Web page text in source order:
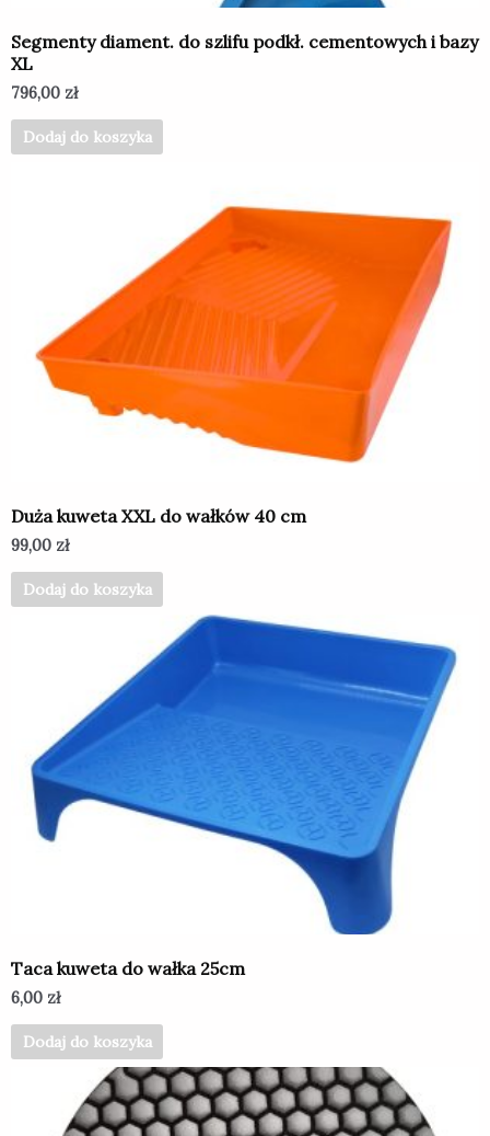
Segmenty diament. do szlifu podkł. cementowych i bazy
XL
796,00 zł
Dodaj do koszyka
Duża kuweta XXL do wałków 40 cm
99,00 zł
Dodaj do koszyka
Taca kuweta do wałka 25cm
6,00 zł
Dodaj do koszyka
produkt